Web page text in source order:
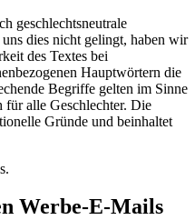
geschlechtsneutrale
dies nicht gelingt, haben wir
des Textes bei
Hauptwörtern die
Begriffe gelten im Sinne
für alle Geschlechter. Die
Gründe und beinhaltet
Werbe-E-Mails